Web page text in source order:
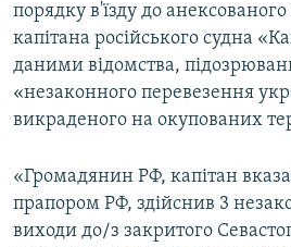
порядку в'їзду до
капітана російського судна
даними відомства,
«незаконного перевезення
викраденого на окупованих
«Громадянин РФ, капітан
прапором РФ, здійснив 3
виходи до/з закритого